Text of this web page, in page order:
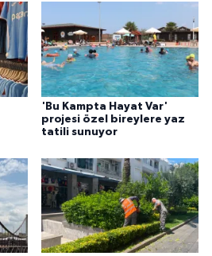
'Bu Kampta Hayat Var'
projesi özel bireylere yaz
tatili sunuyor